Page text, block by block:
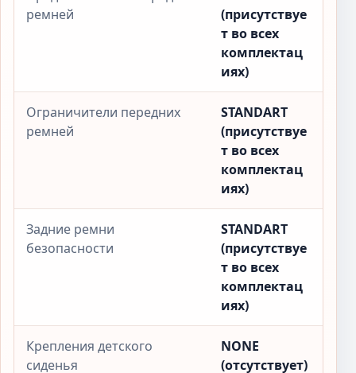
ремней
(присутствуе
т во всех
комплектац
иях)
Ограничители передних
ремней
STANDART
(присутствуе
т во всех
комплектац
иях)
Задние ремни
безопасности
STANDART
(присутствуе
т во всех
комплектац
иях)
Крепления детского
сиденья
NONE
(отсутствует)